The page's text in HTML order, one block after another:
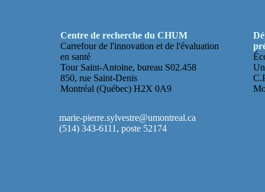
Centre de recherche du CHUM
Carrefour de l'innovation et de l'évaluation
en santé
Tour Saint-Antoine, bureau S02.458
850, rue Saint-Denis
Montréal (Québec) H2X 0A9
marie-pierre.sylvestre@umontreal.ca
(514) 343-6111, poste 52174